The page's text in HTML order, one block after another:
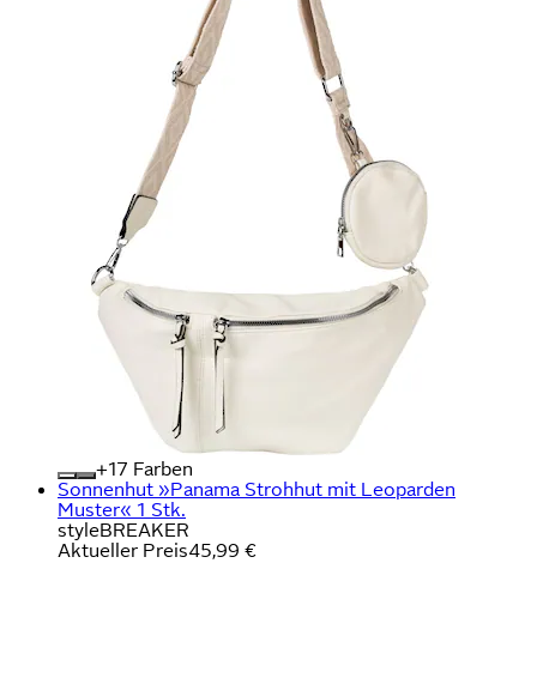
+
Farben
Sonnenhut »Panama Strohhut mit Leoparden
Muster« 1 Stk.
styleBREAKER
Aktueller Preis45,99 €